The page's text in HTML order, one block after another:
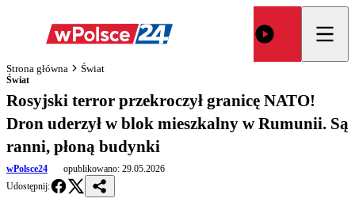
Strona główna Świat
Świat
Rosyjski terror przekroczył granicę NATO!
Dron uderzył w blok mieszkalny w Rumunii. Są
ranni, płoną budynki
wPolsce24 opublikowano: 29.05.2026
Udostępnij: